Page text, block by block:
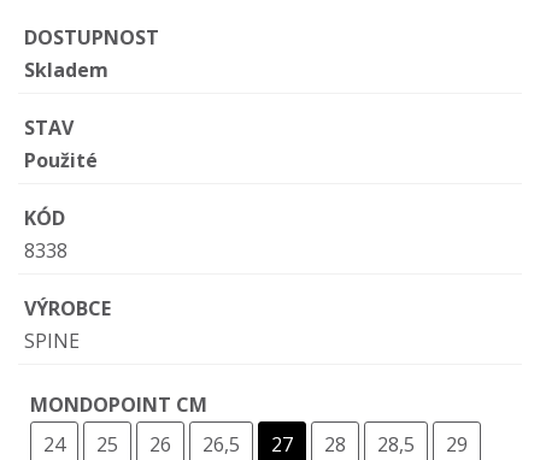
DOSTUPNOST
Skladem
STAV
Použité
KÓD
8338
VÝROBCE
SPINE
MONDOPOINT CM
24
25 26 26,5 27 28 28,5 29